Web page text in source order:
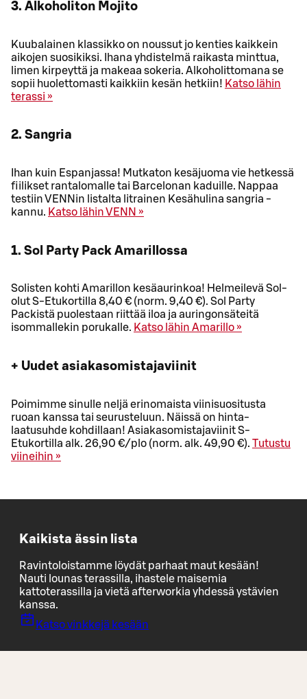
3. Alkoholiton Mojito
Kuubalainen klassikko on noussut jo kenties kaikkein
aikojen suosikiksi. Ihana yhdistelmä raikasta minttua,
limen kirpeyttä ja makeaa sokeria. Alkoholittomana se
sopii huolettomasti kaikkiin kesän hetkiin! Katso lähin
terassi »
2. Sangria
Ihan kuin Espanjassa! Mutkaton kesäjuoma vie hetkessä
fiilikset rantalomalle tai Barcelonan kaduille. Nappaa
testiin VENNin listalta litrainen Kesähulina sangria -
kannu. Katso lähin VENN »
1. Sol Party Pack Amarillossa
Solisten kohti Amarillon kesäaurinkoa! Helmeilevä Sol-
olut S-Etukortilla 8,40 € (norm. 9,40 €). Sol Party
Packistä puolestaan riittää iloa ja auringonsäteitä
isommallekin porukalle. Katso lähin Amarillo »
+ Uudet asiakasomistajaviinit
Poimimme sinulle neljä erinomaista viinisuositusta
ruoan kanssa tai seurusteluun. Näissä on hinta-
laatusuhde kohdillaan! Asiakasomistajaviinit S-
Etukortilla alk. 26,90 €/plo (norm. alk. 49,90 €). Tutustu
viineihin »
Kaikista ässin lista
Ravintoloistamme löydät parhaat maut kesään!
Nauti lounas terassilla, ihastele maisemia
kattoterassilla ja vietä afterworkia yhdessä ystävien
kanssa.
Katso vinkkejä kesään